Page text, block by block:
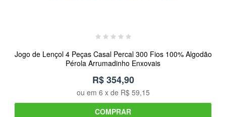
Jogo de Lençol 4 Peças Casal Percal 300 Fios 100% Algodão
Pérola Arrumadinho Enxovais
R$ 354,90
ou em 6 x de R$ 59,15
COMPRAR